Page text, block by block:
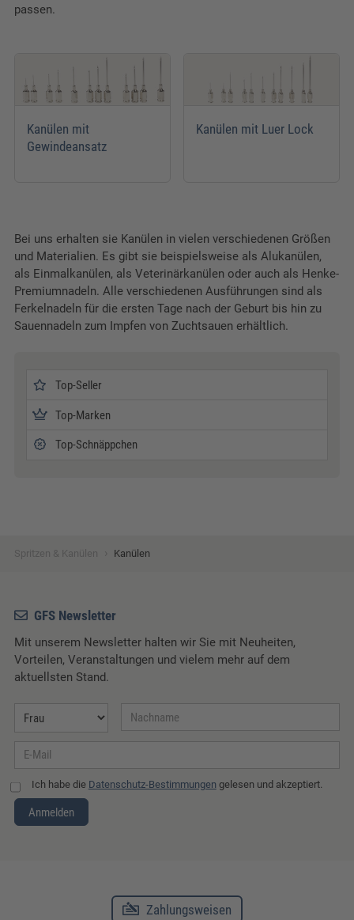
passen.
Kanülen mit
Gewindeansatz
Kanülen mit Luer Lock
Bei uns erhalten sie Kanülen in vielen verschiedenen Größen
und Materialien. Es gibt sie beispielsweise als Alukanülen,
als Einmalkanülen, als Veterinärkanülen oder auch als Henke-
Premiumnadeln. Alle verschiedenen Ausführungen sind als
Ferkelnadeln für die ersten Tage nach der Geburt bis hin zu
Sauennadeln zum Impfen von Zuchtsauen erhältlich.
Top-Seller
Top-Marken
Top-Schnäppchen
Spritzen & Kanülen Kanülen
GFS Newsletter
Mit unserem Newsletter halten wir Sie mit Neuheiten,
Vorteilen, Veranstaltungen und vielem mehr auf dem
aktuellsten Stand.
Ich habe die Datenschutz-Bestimmungen gelesen und akzeptiert.
Anmelden
Zahlungsweisen